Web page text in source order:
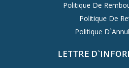
Politique De
Politique De
Politique
LETTRE